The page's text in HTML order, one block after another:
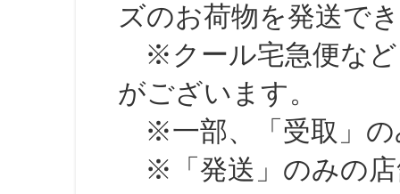
ズのお荷物を発送で
※クール宅急便など
がございます。
※一部、「受取」の
※「発送」のみの店